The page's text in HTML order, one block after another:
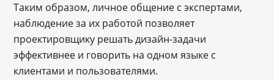
Таким образом, личное общение с экспертами,
наблюдение за их работой позволяет
проектировщику решать дизайн-задачи
эффективнее и говорить на одном языке с
клиентами и пользователями.